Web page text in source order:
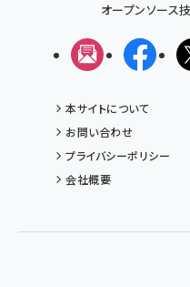
オープンソース
メルマガ
本サイトについて
お問い合わせ
プライバシーポリシー
会社概要